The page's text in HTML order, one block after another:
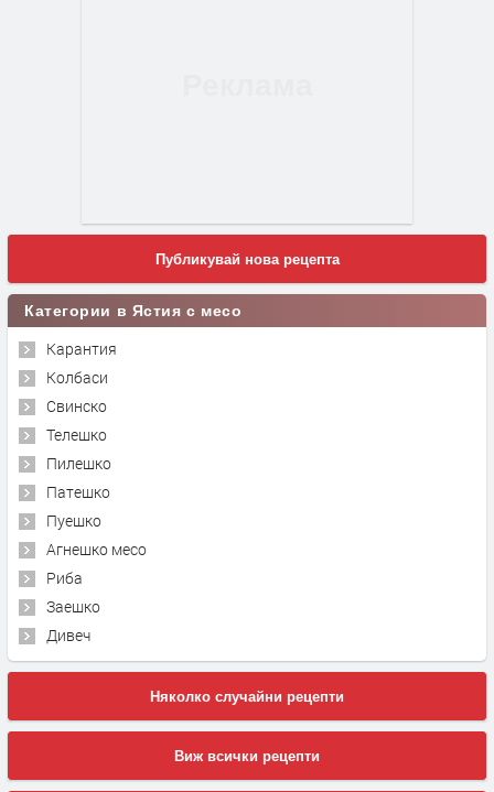
Публикувай нова рецепта
Категории в Ястия с месо
Карантия
Колбаси
Свинско
Телешко
Пилешко
Патешко
Пуешко
Агнешко месо
Риба
Заешко
Дивеч
Няколко случайни рецепти
Виж всички рецепти